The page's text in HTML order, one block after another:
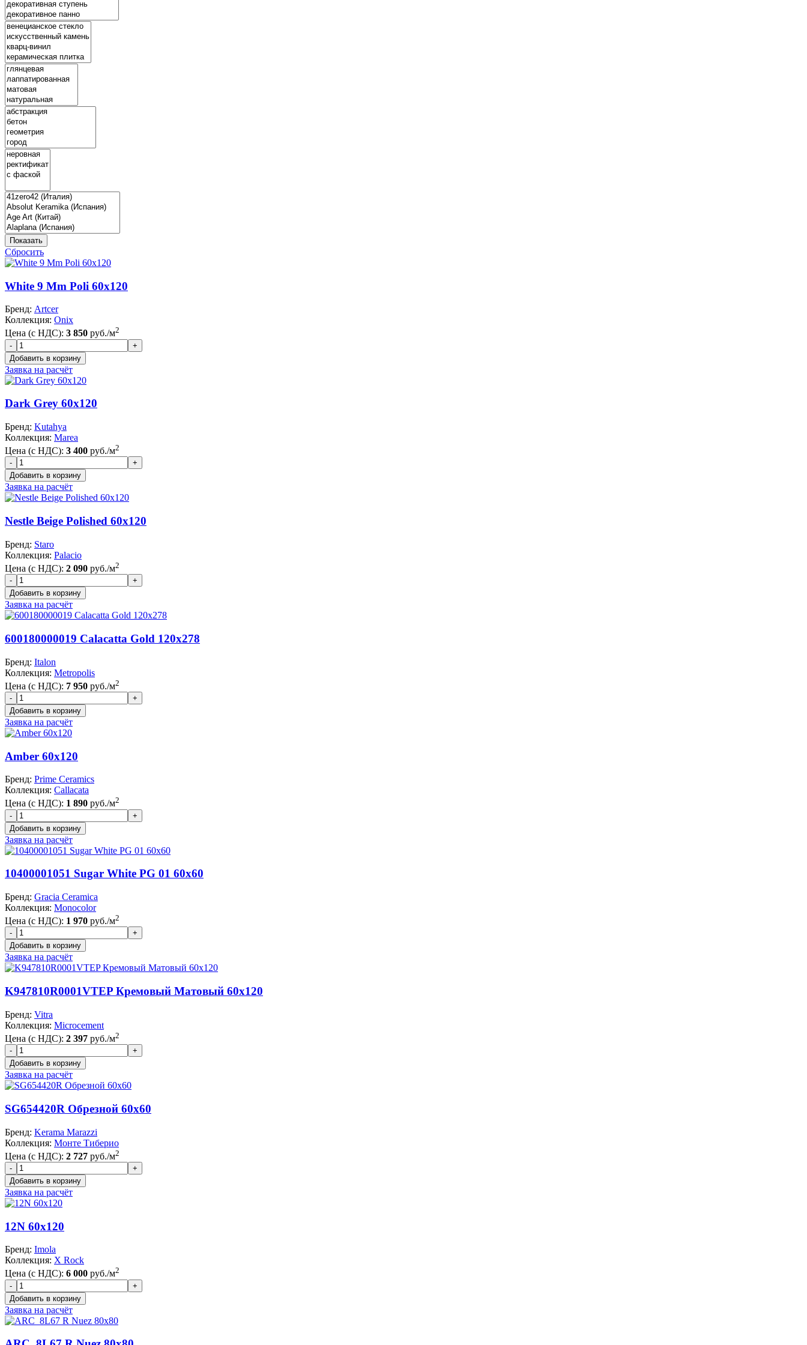
Показать
Сбросить
White 9 Mm Poli 60x120
Бренд: Artcer
Коллекция: Onix
Цена (с НДС): 3 850 руб./м2
Заявка на расчёт
Dark Grey 60x120
Бренд: Kutahya
Коллекция: Marea
Цена (с НДС): 3 400 руб./м2
Заявка на расчёт
Nestle Beige Polished 60x120
Бренд: Staro
Коллекция: Palacio
Цена (с НДС): 2 090 руб./м2
Заявка на расчёт
600180000019 Calacatta Gold 120x278
Бренд: Italon
Коллекция: Metropolis
Цена (с НДС): 7 950 руб./м2
Заявка на расчёт
Amber 60x120
Бренд: Prime Ceramics
Коллекция: Callacata
Цена (с НДС): 1 890 руб./м2
Заявка на расчёт
10400001051 Sugar White PG 01 60x60
Бренд: Gracia Ceramica
Коллекция: Monocolor
Цена (с НДС): 1 970 руб./м2
Заявка на расчёт
K947810R0001VTEP Кремовый Матовый 60x120
Бренд: Vitra
Коллекция: Microcement
Цена (с НДС): 2 397 руб./м2
Заявка на расчёт
SG654420R Обрезной 60x60
Бренд: Kerama Marazzi
Коллекция: Монте Тиберио
Цена (с НДС): 2 727 руб./м2
Заявка на расчёт
12N 60x120
Бренд: Imola
Коллекция: X Rock
Цена (с НДС): 6 000 руб./м2
Заявка на расчёт